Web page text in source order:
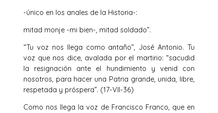
-único en los anales de la Historia-:
mitad monje -mi bien-, mitad soldado”.
“Tu voz nos llega como antaño”, José Antonio. Tu
voz que nos dice, avalada por el martirio: “sacudid
la resignación ante el hundimiento y venid con
nosotros, para hacer una Patria grande, unida, libre,
respetada y próspera”. (17-VII-36)
Como nos llega la voz de Francisco Franco, que en